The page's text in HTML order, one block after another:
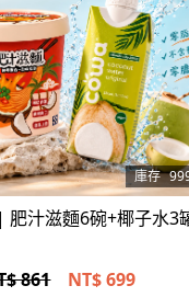
立即選購 庫存
肥汁滋麵6碗+椰子水3
861 NT$699